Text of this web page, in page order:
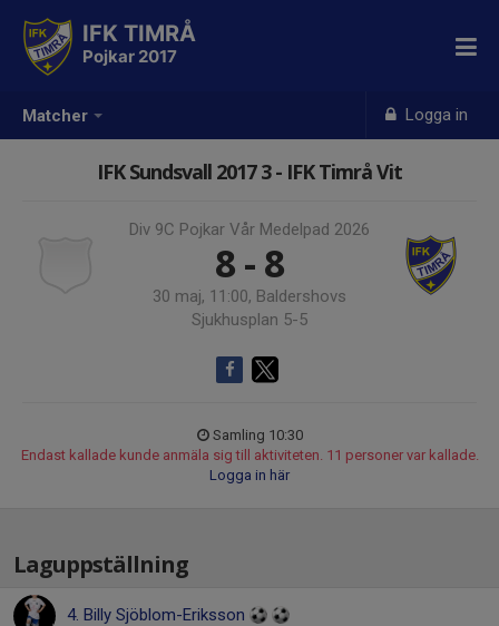
Matcher Logga in
IFK TIMRÅ
Pojkar 2017
IFK Sundsvall 2017 3 - IFK Timrå Vit
Div 9C Pojkar Vår Medelpad 2026
8 - 8
30 maj, 11:00, Baldershovs
Sjukhusplan 5-5
Samling 10:30
Endast kallade kunde anmäla sig till aktiviteten. 11 personer var kallade.
Logga in här
Laguppställning
4. Billy Sjöblom-Eriksson